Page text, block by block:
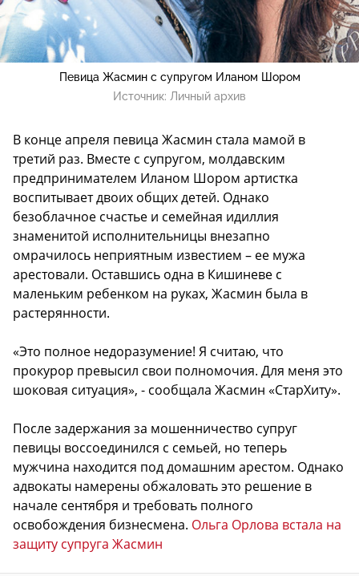
Певица Жасмин с супругом Иланом Шором
Источник: Личный архив
В конце апреля певица Жасмин стала мамой в
третий раз. Вместе с супругом, молдавским
предпринимателем Иланом Шором артистка
воспитывает двоих общих детей. Однако
безоблачное счастье и семейная идиллия
знаменитой исполнительницы внезапно
омрачилось неприятным известием – ее мужа
арестовали. Оставшись одна в Кишиневе с
маленьким ребенком на руках, Жасмин была в
растерянности.
«Это полное недоразумение! Я считаю, что
прокурор превысил свои полномочия. Для меня это
шоковая ситуация», - сообщала Жасмин «СтарХиту».
После задержания за мошенничество супруг
певицы воссоединился с семьей, но теперь
мужчина находится под домашним арестом. Однако
адвокаты намерены обжаловать это решение в
начале сентября и требовать полного
освобождения бизнесмена. Ольга Орлова встала на
защиту супруга Жасмин